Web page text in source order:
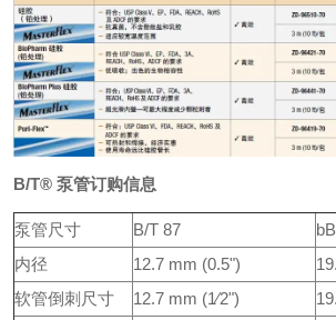
B/T® 泵管订购信息
泵管尺寸 B/T 87
内径
12.7 mm (0.5")
软管倒刺尺寸
12.7 mm (1⁄2")